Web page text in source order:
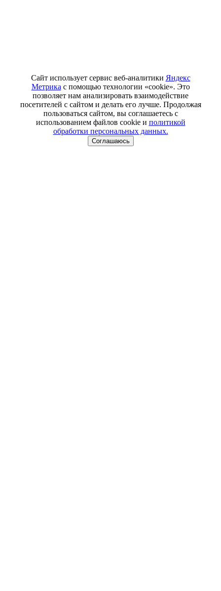
Сайт использует сервис веб-аналитики Яндекс
Метрика с помощью технологии «cookie». Это
позволяет нам анализировать взаимодействие
посетителей с сайтом и делать его лучше. Продолжая
пользоваться сайтом, вы соглашаетесь с
использованием файлов cookie и политикой
обработки персональных данных.
Соглашаюсь